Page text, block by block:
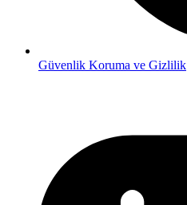
Güvenlik Koruma ve Gizlilik